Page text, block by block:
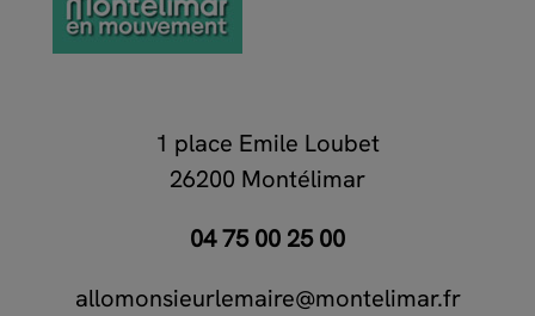
1 place Emile Loubet
26200 Montélimar
04 75 00 25 00
allomonsieurlemaire@montelimar.fr